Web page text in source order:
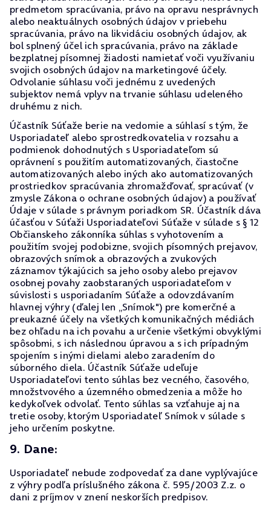
predmetom spracúvania, právo na opravu nesprávnych
alebo neaktuálnych osobných údajov v priebehu
spracúvania, právo na likvidáciu osobných údajov, ak
bol splnený účel ich spracúvania, právo na základe
bezplatnej písomnej žiadosti namietať voči využívaniu
svojich osobných údajov na marketingové účely.
Odvolanie súhlasu voči jednému z uvedených
subjektov nemá vplyv na trvanie súhlasu udeleného
druhému z nich.
Účastník Súťaže berie na vedomie a súhlasí s tým, že
Usporiadateľ alebo sprostredkovatelia v rozsahu a
podmienok dohodnutých s Usporiadateľom sú
oprávnení s použitím automatizovaných, čiastočne
automatizovaných alebo iných ako automatizovaných
prostriedkov spracúvania zhromažďovať, spracúvať (v
zmysle Zákona o ochrane osobných údajov) a používať
Údaje v súlade s právnym poriadkom SR. Účastník dáva
účasťou v Súťaži Usporiadateľovi Súťaže v súlade s § 12
Občianskeho zákonníka súhlas s vyhotovením a
použitím svojej podobizne, svojich písomných prejavov,
obrazových snímok a obrazových a zvukových
záznamov týkajúcich sa jeho osoby alebo prejavov
osobnej povahy zaobstaraných usporiadateľom v
súvislosti s usporiadaním Súťaže a odovzdávaním
hlavnej výhry (ďalej len „Snímok") pre komerčné a
preukazné účely na všetkých komunikačných médiách
bez ohľadu na ich povahu a určenie všetkými obvyklými
spôsobmi, s ich následnou úpravou a s ich prípadným
spojením s inými dielami alebo zaradením do
súborného diela. Účastník Súťaže udeľuje
Usporiadateľovi tento súhlas bez vecného, časového,
množstvového a územného obmedzenia a môže ho
kedykoľvek odvolať. Tento súhlas sa vzťahuje aj na
tretie osoby, ktorým Usporiadateľ Snímok v súlade s
jeho určením poskytne.
9. Dane:
Usporiadateľ nebude zodpovedať za dane vyplývajúce
z výhry podľa príslušného zákona č. 595/2003 Z.z. o
dani z príjmov v znení neskorších predpisov.